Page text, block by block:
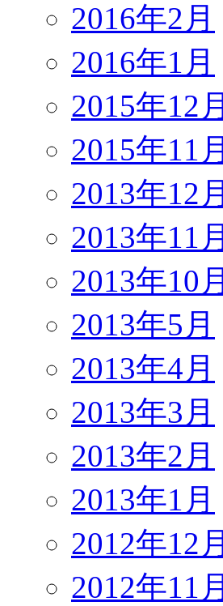
2016年2月
2016年1月
2015年12月
2015年11月
2013年12月
2013年11月
2013年10月
2013年5月
2013年4月
2013年3月
2013年2月
2013年1月
2012年12月
2012年11月